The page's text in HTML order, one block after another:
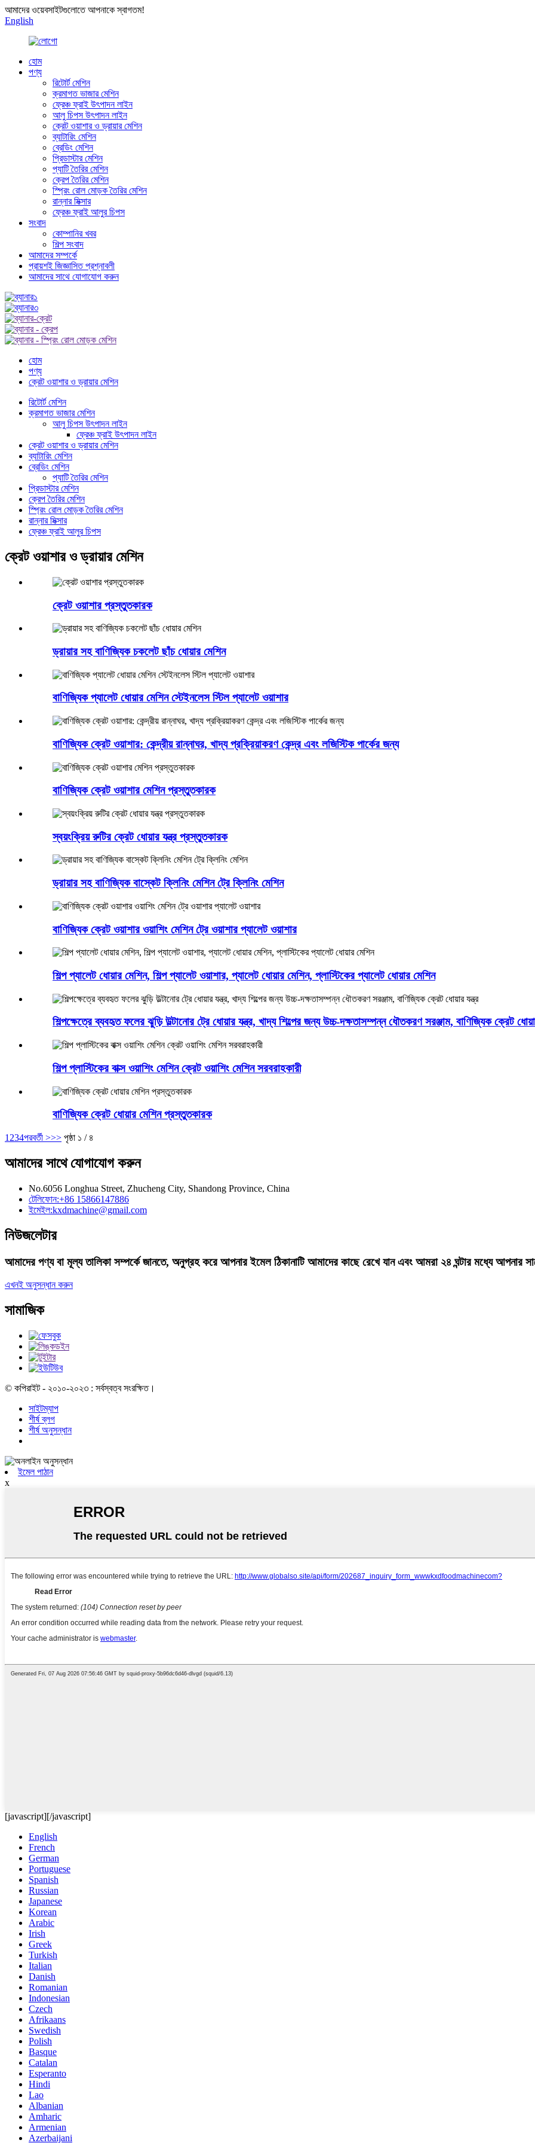
আমাদের ওয়েবসাইটগুলোতে আপনাকে স্বাগতম!
English
হোম
পণ্য
রিটোর্ট মেশিন
ক্রমাগত ভাজার মেশিন
ফ্রেঞ্চ ফ্রাই উৎপাদন লাইন
আলু চিপস উৎপাদন লাইন
ক্রেট ওয়াশার ও ড্রায়ার মেশিন
ব্যাটারিং মেশিন
ব্রেডিং মেশিন
প্রিডাস্টার মেশিন
প্যাটি তৈরির মেশিন
ক্রেপ তৈরির মেশিন
স্প্রিং রোল মোড়ক তৈরির মেশিন
রান্নার মিক্সার
ফ্রেঞ্চ ফ্রাই আলুর চিপস
সংবাদ
কোম্পানির খবর
শিল্প সংবাদ
আমাদের সম্পর্কে
প্রায়শই জিজ্ঞাসিত প্রশ্নাবলী
আমাদের সাথে যোগাযোগ করুন
হোম
পণ্য
ক্রেট ওয়াশার ও ড্রায়ার মেশিন
রিটোর্ট মেশিন
ক্রমাগত ভাজার মেশিন
আলু চিপস উৎপাদন লাইন
ফ্রেঞ্চ ফ্রাই উৎপাদন লাইন
ক্রেট ওয়াশার ও ড্রায়ার মেশিন
ব্যাটারিং মেশিন
ব্রেডিং মেশিন
প্যাটি তৈরির মেশিন
প্রিডাস্টার মেশিন
ক্রেপ তৈরির মেশিন
স্প্রিং রোল মোড়ক তৈরির মেশিন
রান্নার মিক্সার
ফ্রেঞ্চ ফ্রাই আলুর চিপস
ক্রেট ওয়াশার ও ড্রায়ার মেশিন
ক্রেট ওয়াশার প্রস্তুতকারক
ড্রায়ার সহ বাণিজ্যিক চকলেট ছাঁচ ধোয়ার মেশিন
বাণিজ্যিক প্যালেট ধোয়ার মেশিন স্টেইনলেস স্টিল প্যালেট ওয়াশার
বাণিজ্যিক ক্রেট ওয়াশার: কেন্দ্রীয় রান্নাঘর, খাদ্য প্রক্রিয়াকরণ কেন্দ্র এবং লজিস্টিক পার্কের জন্য
বাণিজ্যিক ক্রেট ওয়াশার মেশিন প্রস্তুতকারক
স্বয়ংক্রিয় রুটির ক্রেট ধোয়ার যন্ত্র প্রস্তুতকারক
ড্রায়ার সহ বাণিজ্যিক বাস্কেট ক্লিনিং মেশিন ট্রে ক্লিনিং মেশিন
বাণিজ্যিক ক্রেট ওয়াশার ওয়াশিং মেশিন ট্রে ওয়াশার প্যালেট ওয়াশার
শিল্প প্যালেট ধোয়ার মেশিন, শিল্প প্যালেট ওয়াশার, প্যালেট ধোয়ার মেশিন, প্লাস্টিকের প্যালেট ধোয়ার মেশিন
শিল্পক্ষেত্রে ব্যবহৃত ফলের ঝুড়ি উল্টানোর ট্রে ধোয়ার যন্ত্র, খাদ্য শিল্পের জন্য উচ্চ-দক্ষতাসম্পন্ন ধৌতকরণ সরঞ্জাম, বাণিজ্যিক ক্রেট
শিল্প প্লাস্টিকের বাক্স ওয়াশিং মেশিন ক্রেট ওয়াশিং মেশিন সরবরাহকারী
বাণিজ্যিক ক্রেট ধোয়ার মেশিন প্রস্তুতকারক
1 234পরবর্তী >>> পৃষ্ঠা ১ / ৪
আমাদের সাথে যোগাযোগ করুন
No.6056 Longhua Street, Zhucheng City, Shandong Province, China
টেলিফোন:+86 15866147886
ইমেইল:kxdmachine@gmail.com
নিউজলেটার
আমাদের পণ্য বা মূল্য তালিকা সম্পর্কে জানতে, অনুগ্রহ করে আপনার ইমেল ঠিকানাটি আমাদের কাছে রেখে যান এবং আমরা ২৪ ঘন্টার মধ্যে আপনার
এখনই অনুসন্ধান করুন
সামাজিক
© কপিরাইট - ২০১০-২০২৩ : সর্বস্বত্ব সংরক্ষিত।
সাইটম্যাপ
শীর্ষ ব্লগ
শীর্ষ অনুসন্ধান
ইমেল পাঠান
x
[javascript][/javascript]
English
French
German
Portuguese
Spanish
Russian
Japanese
Korean
Arabic
Irish
Greek
Turkish
Italian
Danish
Romanian
Indonesian
Czech
Afrikaans
Swedish
Polish
Basque
Catalan
Esperanto
Hindi
Lao
Albanian
Amharic
Armenian
Azerbaijani